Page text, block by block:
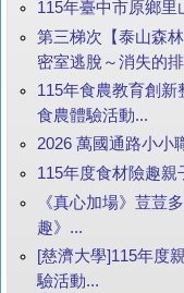
115年臺中市原鄉
第三梯次【泰山森
密室逃脫～消失的排
115年食農教育創新
食農體驗活動...
2026 萬國通路小小
115年度食材險趣
《真心加場》荳荳
趣》...
[慈濟大學]115年度
驗活動...